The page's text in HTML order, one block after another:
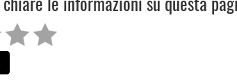
chiare le informazioni su questa